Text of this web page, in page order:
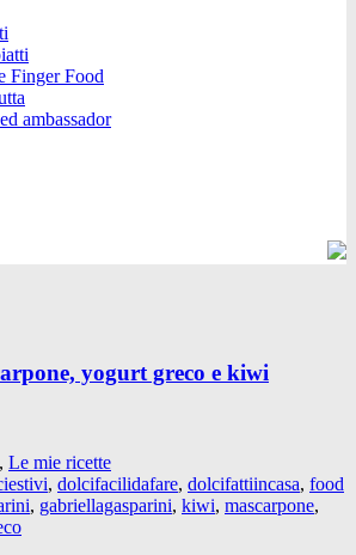
Finger Food
ambassador
yogurt greco e kiwi
, Le mie ricette
, dolcifacilidafare, dolcifattiincasa, food
, gabriellagasparini, kiwi, mascarpone,